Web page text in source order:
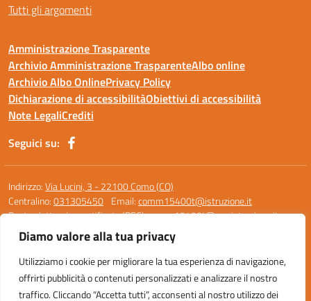
Diamo valore alla tua privacy
Utilizziamo i cookie per migliorare la tua esperienza di navigazione,
offrirti pubblicità o contenuti personalizzati e analizzare il nostro
traffico. Cliccando “Accetta tutti”, acconsenti al nostro utilizzo dei
Tutti gli argomenti
Amministrazione Trasparente
Archivio Amministrazione TrasparenteAlbo online
Archivio Albo OnlinePrivacy Policy
Dichiarazione di accessibilitàObiettivi di accessibilità
Note LegaliCrediti
Seguici su:
Indirizzo:Via Lucini, 3 - 22100 Como (CO)
Centralino:031305450 Email:comm15400t@istruzione.it
Posta elettronica certificata (PEC):comm15400t@pec.istruzione.it
Codice fiscale: 95119390136
Codice meccanografico:
COMM15400T
Codice unico di fatturazione (CUF): UF0M8Z